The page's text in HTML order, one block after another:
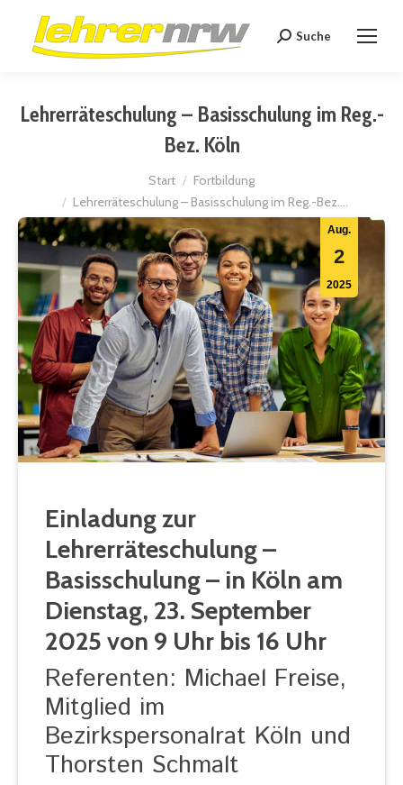
Search:
Suche
Lehrerräteschulung – Basisschulung im Reg.-
Bez. Köln
Sie befinden sich hier:Start
Fortbildung
Lehrerräteschulung – Basisschulung im Reg.-Bez.…
Aug.
2
2025
Einladung zur
Lehrerräteschulung –
Basisschulung – in Köln am
Dienstag, 23. September
2025 von 9 Uhr bis 16 Uhr
Referenten: Michael Freise,
Mitglied im
Bezirkspersonalrat Köln und
Thorsten Schmalt